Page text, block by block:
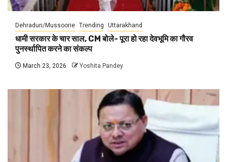
Dehradun/Mussoorie Trending Uttarakhand
धामी सरकार के चार साल, CM बोले- पूरा हो रहा देवभूमि का गौरव
पुनर्स्थापित करने का संकल्प
March 23, 2026 Yoshita Pandey